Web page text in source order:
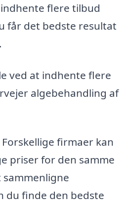
flere tilbud
får det bedste resultat
ved at indhente flere
algebehandling af
Forskellige firmaer kan
priser for den samme
sammenligne
du finde den bedste